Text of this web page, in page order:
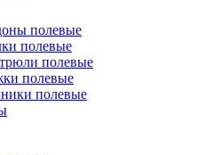
полевые
полевые
полевые
полевые
полевые